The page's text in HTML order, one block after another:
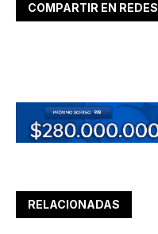
COMPARTIR EN REDES
RELACIONADAS